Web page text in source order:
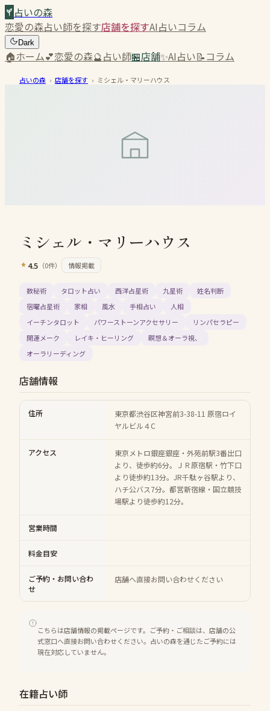
占いの森
恋愛の森占い師を探す店舗を探すAI占いコラム
Dark
🏠ホーム💕恋愛の森🔮占い師🏪店舗✨AI占い📝コラム
占いの森 › 店舗を探す › ミシェル・マリーハウス
ミシェル・マリーハウス
4.5 （0件） 情報掲載
数秘術 タロット占い 西洋占星術 九星術
姓名判断
宿曜占星術
家相 風水 手相占い
人相
イーチンタロット
パワーストーンアクセサリー
リンパセラピー
開運メーク
レイキ・ヒーリング
瞑想＆オーラ視、
オーラリーディング
店舗情報
住所
東京都渋谷区神宮前3-38-11 原宿ロイ
ヤルビル４C
アクセス
東京メトロ銀座銀座・外苑前駅3番出口
より、徒歩約6分。ＪＲ原宿駅・竹下口
より徒歩約13分。JR千駄ヶ谷駅より、
ハチ公バス7分。都営新宿線・国立競技
場駅より徒歩約12分。
営業時間
料金目安
ご予約・お問い合わ
せ
店舗へ直接お問い合わせください
こちらは店舗情報の掲載ページです。ご予約・ご相談は、店舗の公
式窓口へ直接お問い合わせください。占いの森を通じたご予約には
現在対応していません。
在籍占い師